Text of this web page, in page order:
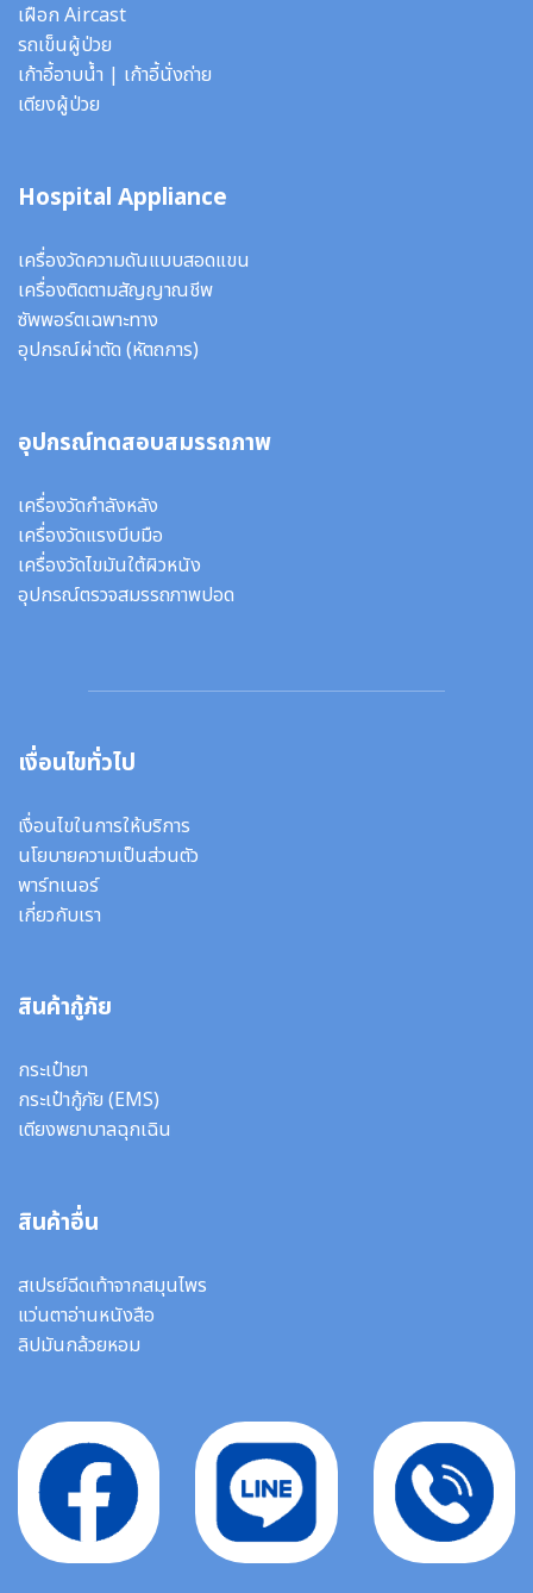
เฝือก Aircast
รถเข็นผู้ป่วย
เก้าอี้อาบน้ำ | เก้าอี้นั่งถ่าย
เตียงผู้ป่วย
Hospital Appliance
เครื่องวัดความดันแบบสอดแขน
เครื่องติดตามสัญญาณชีพ
ซัพพอร์ตเฉพาะทาง
อุปกรณ์ผ่าตัด (หัตถการ)
อุปกรณ์ทดสอบสมรรถภาพ
เครื่องวัดกำลังหลัง
เครื่องวัดแรงบีบมือ
เครื่องวัดไขมันใต้ผิวหนัง
อุปกรณ์ตรวจสมรรถภาพปอด
เงื่อนไขทั่วไป
เงื่อนไขในการให้บริการ
นโยบายความเป็นส่วนตัว
พาร์ทเนอร์
เกี่ยวกับเรา
สินค้ากู้ภัย
กระเป๋ายา
กระเป๋ากู้ภัย (EMS)
เตียงพยาบาลฉุกเฉิน
สินค้าอื่น
สเปรย์ฉีดเท้าจากสมุนไพร
แว่นตาอ่านหนังสือ
ลิปมันกล้วยหอม